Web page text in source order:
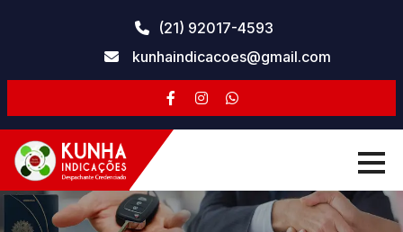
(21) 92017-4593
kunhaindicacoes@gmail.com